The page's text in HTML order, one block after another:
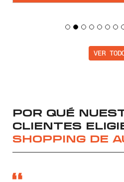
VER
POR QUÉ
CLIENTES
SHOPPING DE